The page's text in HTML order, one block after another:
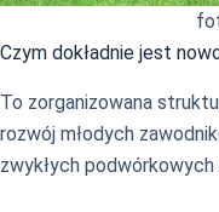
Czym dokładnie jest
To zorganizowana
rozwój młodych
zwykłych podwórkowych